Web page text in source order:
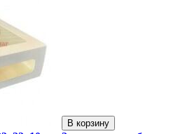
В корзину